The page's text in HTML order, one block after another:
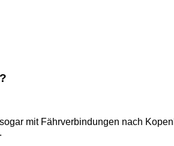
mit Fährverbindungen nach